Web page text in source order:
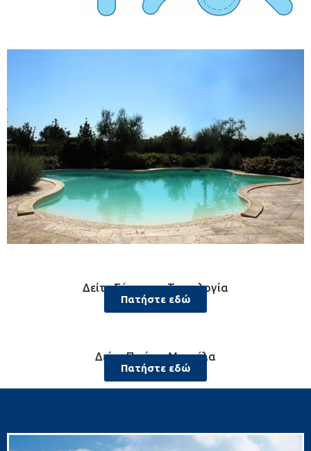
Δείτε Σύγχρονη Τεχνολογία
Πατήστε εδώ
Δείτε Πισίνες Μοντέλα
Πατήστε εδώ